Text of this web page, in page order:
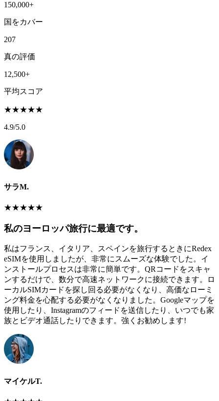
150,000+
国をカバー
207
真の評価
12,500+
平均スコア
★★★★★
4.9/5.0
サラM.
★★★★★
私のヨーロッパ旅行に最適です。
私はフランス、イタリア、スペインを旅行するときにRedex
eSIMを使用しましたが、非常にスムーズな体験でした。イ
ンストールプロセスは非常に簡単です。QRコードをスキャ
ンするだけで、数分で高速ネットワークに接続できます。ロ
ーカルSIMカードを探し回る必要がなくなり、高価なローミ
ング料金を心配する必要がなくなりました。Googleマップを
使用したり、Instagramのフィードを送信したり、いつでも家
族とビデオ通話したりできます。強くお勧めします!
マイケルT.